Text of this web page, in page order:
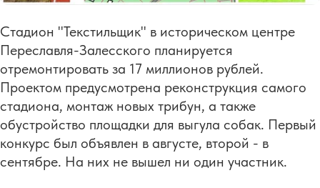
Стадион "Текстильщик" в историческом центре
Переславля-Залесского планируется
отремонтировать за 17 миллионов рублей.
Проектом предусмотрена реконструкция самого
стадиона, монтаж новых трибун, а также
обустройство площадки для выгула собак. Первый
конкурс был объявлен в августе, второй - в
сентябре. На них не вышел ни один участник.